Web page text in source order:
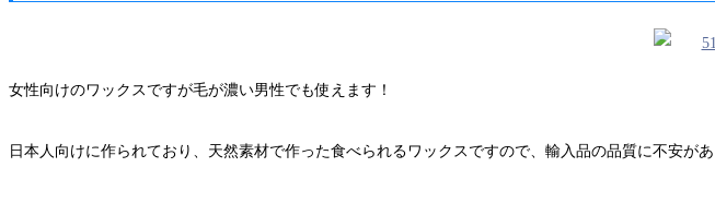
女性向けのワックスですが毛が濃い男性でも使えます！
日本人向けに作られており、天然素材で作った食べられるワックスですので、輸入品の品質に不安があ